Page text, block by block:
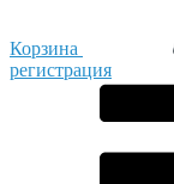
Корзина
регистрация